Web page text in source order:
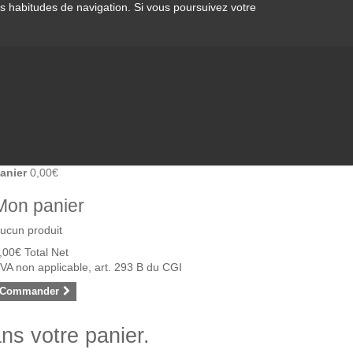
habitudes de navigation. Si vous poursuivez votre
0,00€
panier
produit
Total Net
non applicable, art. 293 B du CGI
Commander
votre panier.